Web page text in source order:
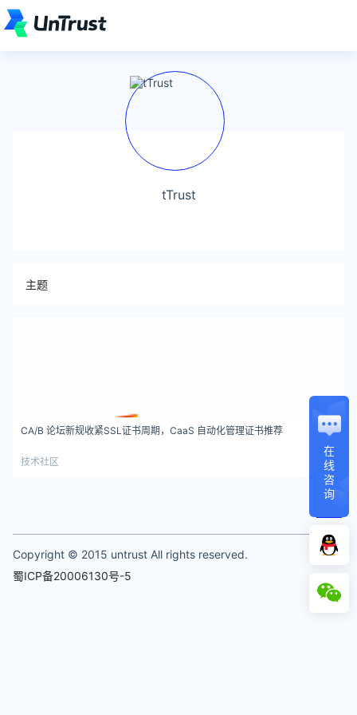
tTrust
主题
CA/B 论坛新规收紧SSL证书周期，CaaS 自动化管理证书推荐
技术社区
1
在
线
咨
询
Copyright © 2015 untrust All rights reserved.
蜀ICP备20006130号-5